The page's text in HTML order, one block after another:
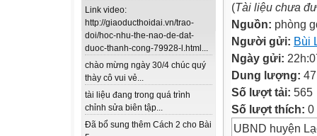
Link video:
http://giaoducthoidai.vn/trao-
doi/hoc-nhu-the-nao-de-dat-
duoc-thanh-cong-79928-l.html...
chào mừng ngày 30/4 chúc quý
thày cô vui vẻ...
tài liệu đang trong quá trình
chỉnh sửa biên tập...
Đã bổ sung thêm Cách 2 cho Bài
(Tài liệu chưa
Nguồn: phòng
Người gửi: Bùi
Ngày gửi:
Dung lượng:
Số lượt tải: 565
Số lượt thích: 0
UBND huyện